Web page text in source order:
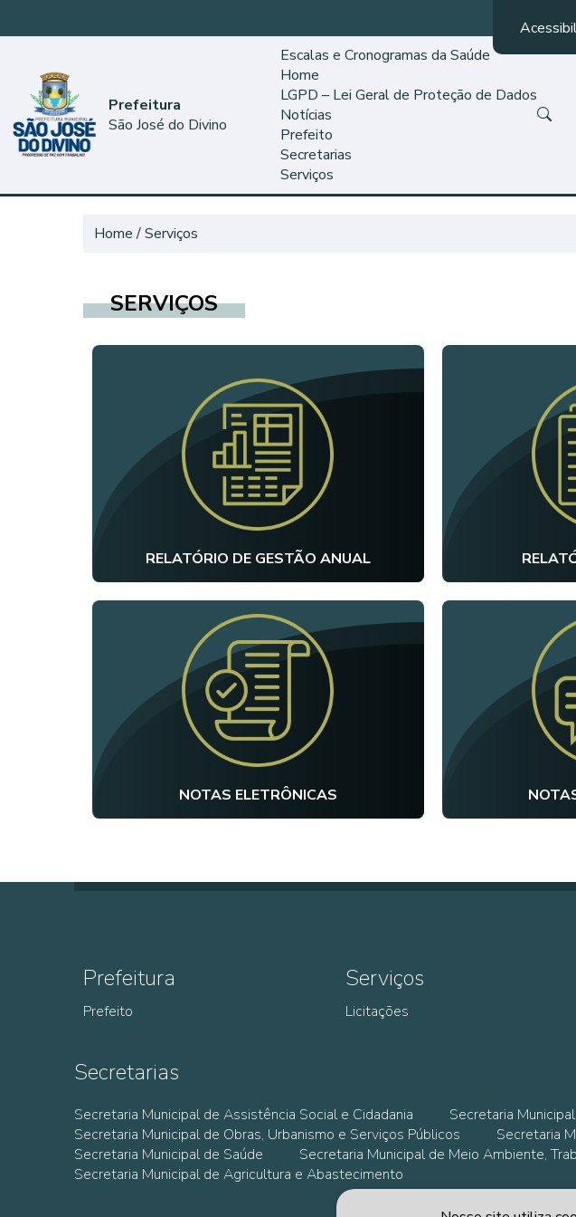
Prefeitura
São José do Divino
Escalas e Cronogramas da Saúde
Home
LGPD – Lei Geral de Proteção de Dados
Notícias
Prefeito
Secretarias
Serviços
Home Serviços
SERVIÇOS
RELATÓRIO DE GESTÃO ANUAL
NOTAS ELETRÔNICAS
Prefeitura
Prefeito
Serviços
Licitações
Secretarias
Secretaria Municipal de Assistência Social e Cidadania Secretaria
Secretaria Municipal de Obras, Urbanismo e Serviços Públicos
Secretaria
Secretaria Municipal de Saúde
Secretaria Municipal de Meio Ambiente,
Secretaria Municipal de Agricultura e Abastecimento